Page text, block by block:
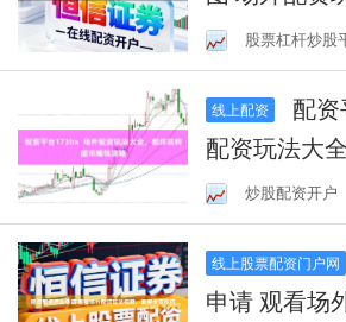
分析及技巧
股票杠杆炒股
线上配资
配资玩法大
市赚钱攻略
炒股配资开户
线上股票配资门户网
申请 观看场